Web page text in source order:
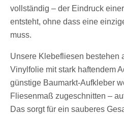
vollständig – der Eindruck
entsteht, ohne dass eine
muss.
Unsere Klebefliesen bestehen
Vinylfolie mit stark haftendem
günstige Baumarkt-Aufkleber
Fliesenmaß zugeschnitten –
Das sorgt für ein sauberes